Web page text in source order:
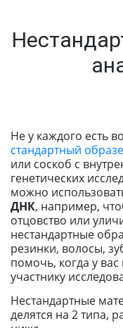
Не у каждого есть
стандартный
или соскоб с
генетических
можно
ДНК, например,
отцовство или
нестандартные
резинки, волосы,
помочь, когда у
участнику
Нестандартные
делятся на 2 типа,